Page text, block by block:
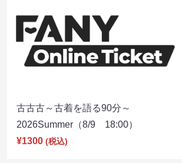
古古古～古着を語る90分～
2026Summer（8/9 18:00）
¥1300 (税込)